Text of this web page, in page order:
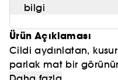
KAYALI
ARMANI
bilgi
Ürün Açıklaması
Cildi aydınlatan,
parlak mat bir